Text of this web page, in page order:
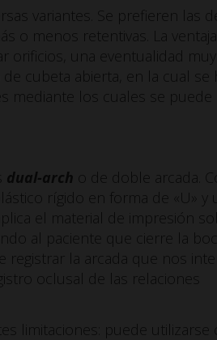
variantes. Se prefieren las de
o menos retentivas. La ventaja
una eventualidad muy
cubeta abierta, en la cual se
mediante los cuales se puede
dual-arch o de doble arcada.
rígido en forma de «U» y
el material de impresión
al paciente que cierre la
la arcada que nos
oclusal de las relaciones
limitaciones: puede utilizarse